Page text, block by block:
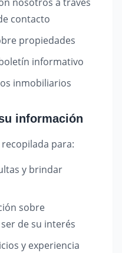
contacto
propiedades
informativo
inmobiliarios
información
para:
y brindar
sobre
de su interés
y experiencia